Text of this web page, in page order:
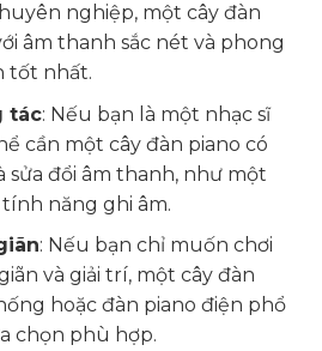
nghiệp, một cây đàn
âm thanh sắc nét và phong
tốt nhất.
tác: Nếu bạn là một nhạc sĩ
cần một cây đàn piano có
sửa đổi âm thanh, như một
năng ghi âm.
: Nếu bạn chỉ muốn chơi
và giải trí, một cây đàn
hoặc đàn piano điện phổ
chọn phù hợp.